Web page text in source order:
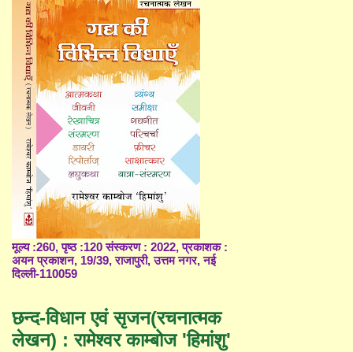
मूल्य :260, पृष्ठ :120 संस्करण : 2022, प्रकाशक :
अयन प्रकाशन, 19/39, राजापुरी, उत्तम नगर, नई
दिल्ली-110059
छन्द-विधान एवं सृजन(रचनात्मक
लेखन) : रामेश्वर काम्बोज 'हिमांशु'